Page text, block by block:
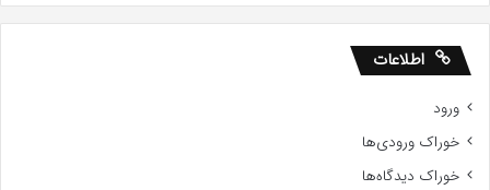
اطلاعات
ورود
خوراک ورودی‌ها
خوراک دیدگاه‌ها